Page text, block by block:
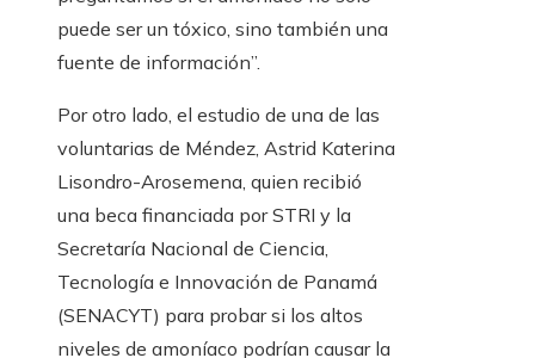
puede ser un tóxico, sino también una
fuente de información”.
Por otro lado, el estudio de una de las
voluntarias de Méndez, Astrid Katerina
Lisondro-Arosemena, quien recibió
una beca financiada por STRI y la
Secretaría Nacional de Ciencia,
Tecnología e Innovación de Panamá
(SENACYT) para probar si los altos
niveles de amoníaco podrían causar la